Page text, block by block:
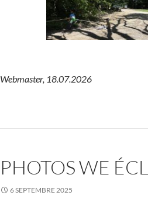
Webmaster, 18.07.2026
PHOTOS WE
6 SEPTEMBRE 2025